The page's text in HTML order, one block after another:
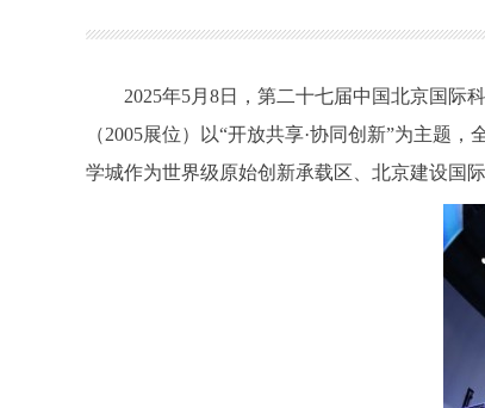
2025年5月8日，第二十七届中国北京国际科
（2005展位）以“开放共享·协同创新”为主题
学城作为世界级原始创新承载区、北京建设国